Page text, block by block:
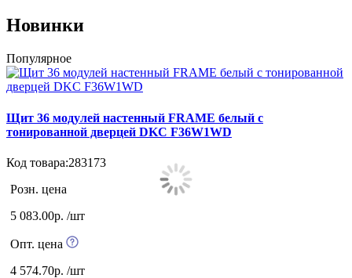
Новинки
Популярное
Щит 36 модулей настенный FRAME белый с
тонированной дверцей DKC F36W1WD
Код товара:283173
Розн. цена
5 083.00р. /шт
Опт. цена
4 574.70р. /шт